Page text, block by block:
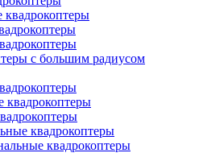
квадрокоптеры
с большим радиусом
квадрокоптеры
квадрокоптеры
квадрокоптеры